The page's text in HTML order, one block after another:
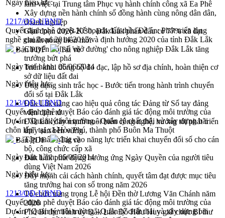
làm việc tại Trung tâm Phục vụ hành chính công xã Ea Phê
Xây dựng nền hành chính số đồng hành cùng nông dân dân,
doanh nghiệp
Giai đoạn 2026-2030, Đắk Lắk phấn đấu có 77% xã đạt
chuẩn nông thôn mới
Chuyển đổi số 'mở đường' cho nông nghiệp Đắk Lắk tăng
trưởng bứt phá
Triển khai đồng bộ đo đạc, lập hồ sơ địa chính, hoàn thiện cơ
sở dữ liệu đất đai
Ứng dụng sinh trắc học - Bước tiến trong hành trình chuyển
đổi số tại Đắk Lắk
Đắk Lắk nâng cao hiệu quả công tác Đảng từ Sổ tay đảng
viên điện tử
Đắk Lắk đẩy mạnh nuôi biển công nghệ, hướng tới phát triển
thủy sản bền vững
Tập huấn nâng cao năng lực triển khai chuyển đổi số cho cán
bộ, công chức cấp xã
Đắk Lắk phát động hưởng ứng Ngày Quyền của người tiêu
dùng Việt Nam 2026
Đẩy mạnh cải cách hành chính, quyết tâm đạt được mục tiêu
tăng trưởng hai con số trong năm 2026
Tổ chức trang trọng Lễ hội Đền thờ Lương Văn Chánh năm
2026
Phó Bí thư Tỉnh ủy Đắk Lắk Đỗ Hữu Huy giữ chức Bí thư
Ngày hiệu lực:
1217/QĐ-UBND
Quyết định phê duyệt Kế hoạch đấu thầu Đề án: Phát triển làng
nghề giai đoạn 2014-2015 và định hướng 2020 của tỉnh Đắk Lắk
Bản PDF
Tải về
Ngày ban hành: 06/06/2014
Ngày hiệu lực:
1213/QĐ-UBND
Quyết định phê duyệt Báo cáo đánh giá tác động môi trường của
Dự án "Quản lý môi trường - Quản lý chất thải và xây dựng bãi
chôn lấp" tại xã Hòa Phú, thành phố Buôn Ma Thuột
Bản PDF
Tải về
Ngày ban hành:06/06/2014
Ngày hiệu lực:
1213/QĐ-UBND
Quyết định phê duyệt Báo cáo đánh giá tác động môi trường của
Dự án "Quản lý môi trường - Quản lý chất thải và xây dựng bãi